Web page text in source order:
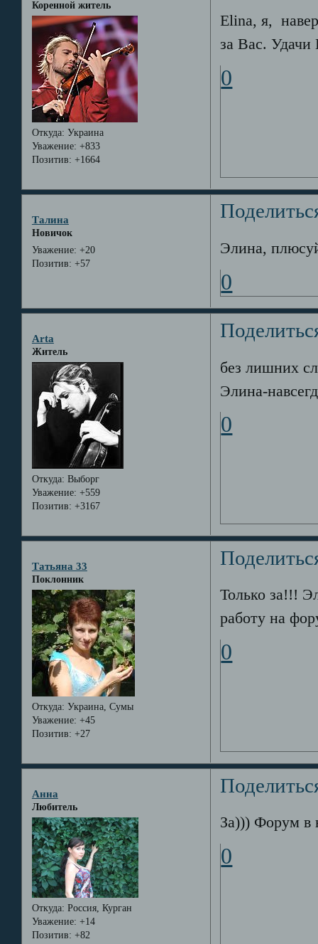
Коренной житель
Откуда: Украина
Уважение: +833
Позитив: +1664
Elina, я,
за Вас.
0
Талина
Новичок
Уважение: +20
Позитив: +57
Элина,
0
Arta
Житель
Откуда: Выборг
Уважение: +559
Позитив: +3167
без лишних
Элина-
0
Татьяна 33
Поклонник
Откуда: Украина, Сумы
Уважение: +45
Позитив: +27
Только за!!!
работу на
0
Анна
Любитель
Откуда: Россия, Курган
Уважение: +14
Позитив: +82
За))) Форум в
0